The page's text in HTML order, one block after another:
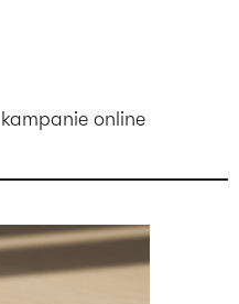
kampanie online